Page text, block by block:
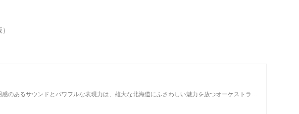
のあるサウンドとパワフルな表現力は、雄大な北海道にふさわしい魅力を放つオーケストラ…